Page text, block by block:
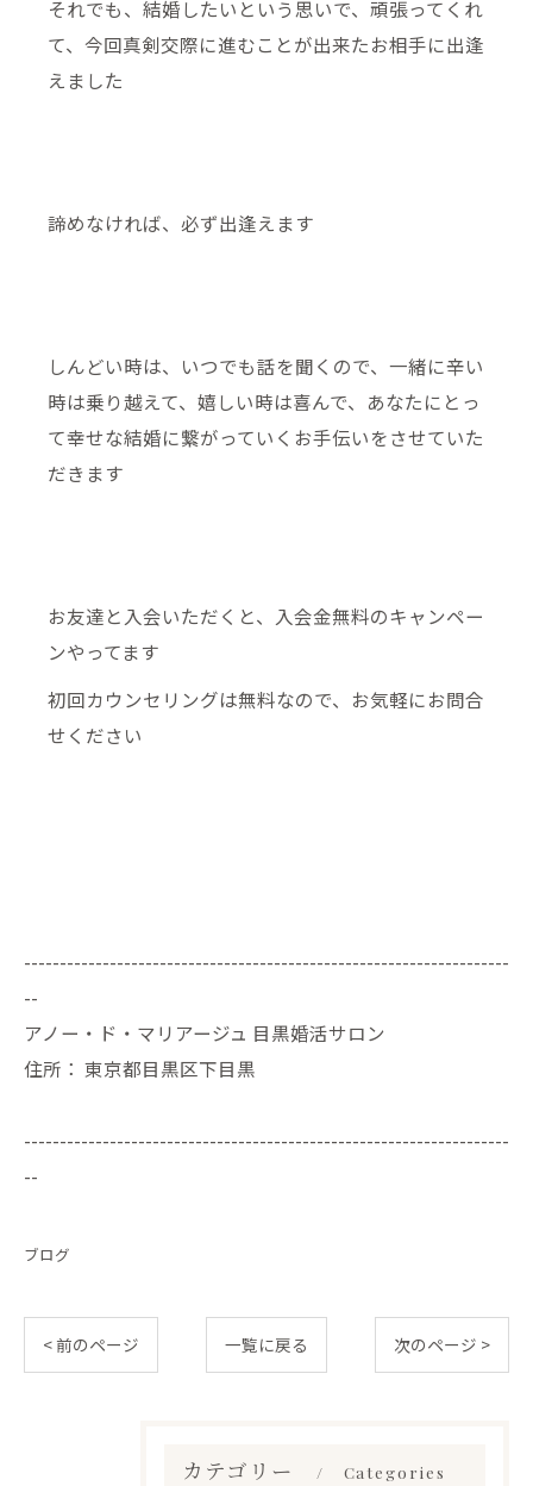
それでも、結婚したいという思いで、頑張ってくれ
て、今回真剣交際に進むことが出来たお相手に出逢
えました
諦めなければ、必ず出逢えます
しんどい時は、いつでも話を聞くので、一緒に辛い
時は乗り越えて、嬉しい時は喜んで、あなたにとっ
て幸せな結婚に繋がっていくお手伝いをさせていた
だきます
お友達と入会いただくと、入会金無料のキャンペー
ンやってます
初回カウンセリングは無料なので、お気軽にお問合
せください
--------------------------------------------------------------------
--
アノー・ド・マリアージュ 目黒婚活サロン
住所： 東京都目黒区下目黒
--------------------------------------------------------------------
--
ブログ
< 前のページ 一覧に戻る 次のページ >
カテゴリー Categories